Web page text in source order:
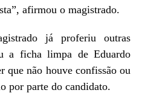
afirmou o magistrado.
já proferiu outras
a ficha limpa de Eduardo
que não houve confissão ou
por parte do candidato.